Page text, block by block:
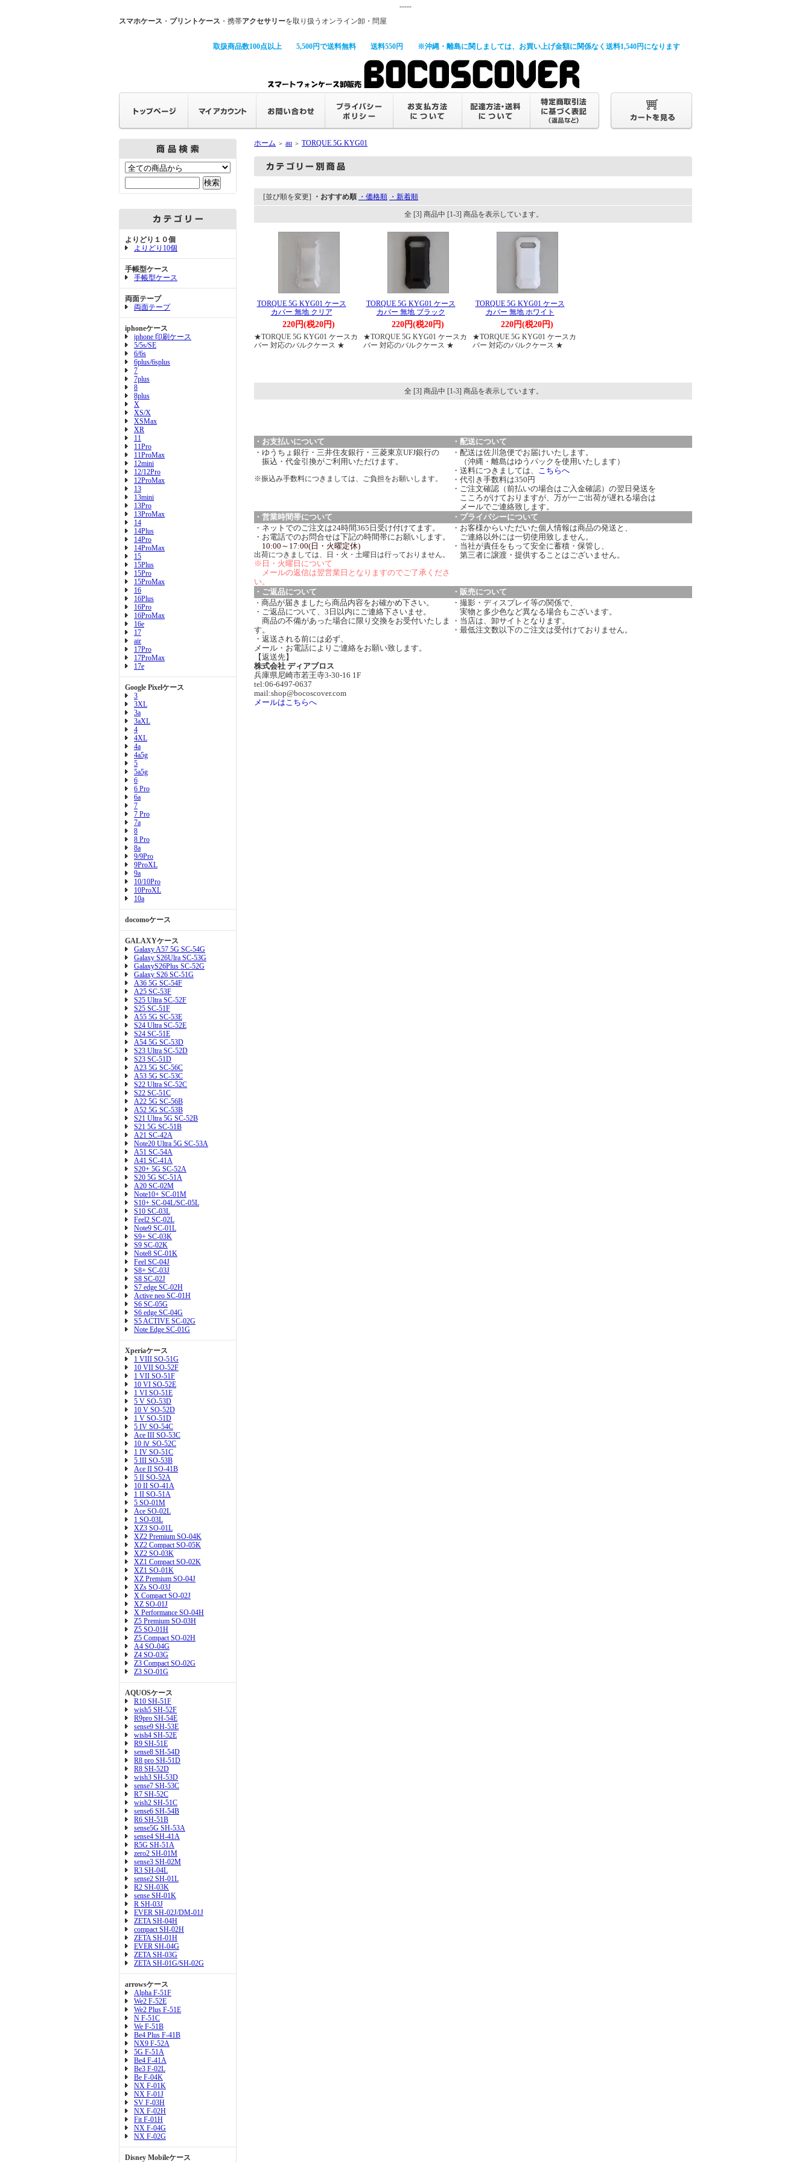
-----
スマホケース ・ プリントケース ・携帯アクセサリーを取り扱うオンライン卸・問屋
取扱商品数100点以上 5,500円で送料無料 送料550円 ※沖縄・離島に関しましては、お買い上げ金額に関係なく送料1,540円になります
よりどり１０個
よりどり10個
手帳型ケース
手帳型ケース
両面テープ
両面テープ
iphoneケース
iphone 印刷ケース
5/5s/SE
6/6s
6plus/6splus
7
7plus
8
8plus
X
XS/X
XSMax
XR
11
11Pro
11ProMax
12mini
12/12Pro
12ProMax
13
13mini
13Pro
13ProMax
14
14Plus
14Pro
14ProMax
15
15Plus
15Pro
15ProMax
16
16Plus
16Pro
16ProMax
16e
17
air
17Pro
17ProMax
17e
Google Pixelケース
3
3XL
3a
3aXL
4
4XL
4a
4a5g
5
5a5g
6
6 Pro
6a
7
7 Pro
7a
8
8 Pro
8a
9/9Pro
9ProXL
9a
10/10Pro
10ProXL
10a
docomoケース
GALAXYケース
Galaxy A57 5G SC-54G
Galaxy S26Ulra SC-53G
GalaxyS26Plus SC-52G
Galaxy S26 SC-51G
A36 5G SC-54F
A25 SC-53F
S25 Ultra SC-52F
S25 SC-51F
A55 5G SC-53E
S24 Ultra SC-52E
S24 SC-51E
A54 5G SC-53D
S23 Ultra SC-52D
S23 SC-51D
A23 5G SC-56C
A53 5G SC-53C
S22 Ultra SC-52C
S22 SC-51C
A22 5G SC-56B
A52 5G SC-53B
S21 Ultra 5G SC-52B
S21 5G SC-51B
A21 SC-42A
Note20 Ultra 5G SC-53A
A51 SC-54A
A41 SC-41A
S20+ 5G SC-52A
S20 5G SC-51A
A20 SC-02M
Note10+ SC-01M
S10+ SC-04L/SC-05L
S10 SC-03L
Feel2 SC-02L
Note9 SC-01L
S9+ SC-03K
S9 SC-02K
Note8 SC-01K
Feel SC-04J
S8+ SC-03J
S8 SC-02J
S7 edge SC-02H
Active neo SC-01H
S6 SC-05G
S6 edge SC-04G
S5 ACTIVE SC-02G
Note Edge SC-01G
Xperiaケース
1 VIII SO-51G
10 VII SO-52F
1 VII SO-51F
10 VI SO-52E
1 VI SO-51E
5 V SO-53D
10 V SO-52D
1 V SO-51D
5 IV SO-54C
Ace III SO-53C
10 Ⅳ SO-52C
1 IV SO-51C
5 III SO-53B
Ace II SO-41B
5 II SO-52A
10 II SO-41A
1 II SO-51A
5 SO-01M
Ace SO-02L
1 SO-03L
XZ3 SO-01L
XZ2 Premium SO-04K
XZ2 Compact SO-05K
XZ2 SO-03K
XZ1 Compact SO-02K
XZ1 SO-01K
XZ Premium SO-04J
XZs SO-03J
X Compact SO-02J
XZ SO-01J
X Performance SO-04H
Z5 Premium SO-03H
Z5 SO-01H
Z5 Compact SO-02H
A4 SO-04G
Z4 SO-03G
Z3 Compact SO-02G
Z3 SO-01G
AQUOSケース
R10 SH-51F
wish5 SH-52F
R9pro SH-54E
sense9 SH-53E
wish4 SH-52E
R9 SH-51E
sense8 SH-54D
R8 pro SH-51D
R8 SH-52D
wish3 SH-53D
sense7 SH-53C
R7 SH-52C
wish2 SH-51C
sense6 SH-54B
R6 SH-51B
sense5G SH-53A
sense4 SH-41A
R5G SH-51A
zero2 SH-01M
sense3 SH-02M
R3 SH-04L
sense2 SH-01L
R2 SH-03K
sense SH-01K
R SH-03J
EVER SH-02J/DM-01J
ZETA SH-04H
compact SH-02H
ZETA SH-01H
EVER SH-04G
ZETA SH-03G
ZETA SH-01G/SH-02G
arrowsケース
Alpha F-51F
We2 F-52E
We2 Plus F-51E
N F-51C
We F-51B
Be4 Plus F-41B
NX9 F-52A
5G F-51A
Be4 F-41A
Be3 F-02L
Be F-04K
NX F-01K
NX F-01J
SV F-03H
NX F-02H
Fit F-01H
NX F-04G
NX F-02G
Disney Mobileケース
ホーム ＞ au ＞ TORQUE 5G KYG01
[並び順を変更] ・おすすめ順 ・価格順 ・新着順
全 [3] 商品中 [1-3] 商品を表示しています。
TORQUE 5G KYG01 ケース
カバー 無地 クリア
220円(税20円)
★TORQUE 5G KYG01 ケースカ
バー 対応のバルクケース ★
TORQUE 5G KYG01 ケース
カバー 無地 ブラック
220円(税20円)
★TORQUE 5G KYG01 ケースカ
バー 対応のバルクケース ★
TORQUE 5G KYG01 ケース
カバー 無地 ホワイト
220円(税20円)
★TORQUE 5G KYG01 ケースカ
バー 対応のバルクケース ★
全 [3] 商品中 [1-3] 商品を表示しています。
・お支払いについて
・配送について
・ゆうちょ銀行・三井住友銀行・三菱東京UFJ銀行の
振込・代金引換がご利用いただけます。
※振込み手数料につきましては、ご負担をお願いします。
・配送は佐川急便でお届けいたします。
（沖縄・離島はゆうパックを使用いたします）
・送料につきましては、 こちらへ
・代引き手数料は350円
・ご注文確認（前払いの場合はご入金確認）の翌日発送を
こころがけておりますが、万が一ご出荷が遅れる場合は
メールでご連絡致します。
・営業時間帯について
・プライバシーについて
・ネットでのご注文は24時間365日受け付けてます。
・お電話でのお問合せは下記の時間帯にお願いします。
10:00～17:00(日・火曜定休)
出荷につきましては、日・火・土曜日は行っておりません。
※日・火曜日について
メールの返信は翌営業日となりますのでご了承くださ
い。
・お客様からいただいた個人情報は商品の発送と、
ご連絡以外には一切使用致しません。
・当社が責任をもって安全に蓄積・保管し、
第三者に譲渡・提供することはございません。
・ご返品について ・販売について
・ 商品が届きましたら商品内容をお確かめ下さい。
・ご返品について、3日以内にご連絡下さいませ。
商品の不備があった場合に限り交換をお受付いたしま
す。
・返送される前には必ず、
メール・お電話によりご連絡をお願い致します。
【返送先】
株式会社 ディアブロス
兵庫県尼崎市若王寺3-30-16 1F
tel:06-6497-0637
mail:shop@bocoscover.com
メールはこちらへ
・撮影・ディスプレイ等の関係で、
実物と多少色など異なる場合もございます。
・当店は、卸サイトとなります。
・最低注文数以下のご注文は受付けておりません。